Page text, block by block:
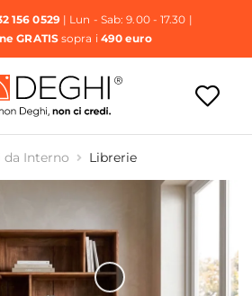
156 0529| Lun - Sab: 9.00 - 17.30 |
GRATISsopra i 490 euro
da Interno Librerie